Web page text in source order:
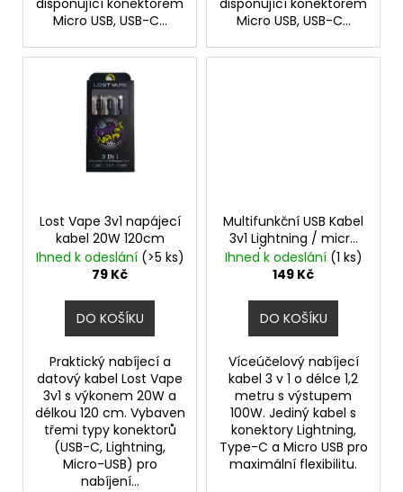
Micro USB, USB-C...
Micro USB, USB-C...
Lost Vape 3v1 napájecí
kabel 20W 120cm
Ihned k odeslání (>5 ks)
79 Kč
DO KOŠÍKU
Praktický nabíjecí a
datový kabel Lost Vape
3v1 s výkonem 20W a
délkou 120 cm. Vybaven
třemi typy konektorů
(USB-C, Lightning,
Micro-USB) pro
nabíjení...
Multifunkční USB Kabel
3v1 Lightning / micro
USB / USB-C - 1,2m -
100W
Ihned k odeslání (1 ks)
149 Kč
DO KOŠÍKU
Víceúčelový nabíjecí
kabel 3 v 1 o délce 1,2
metru s výstupem
100W. Jediný kabel s
konektory Lightning,
Type-C a Micro USB pro
maximální flexibilitu.